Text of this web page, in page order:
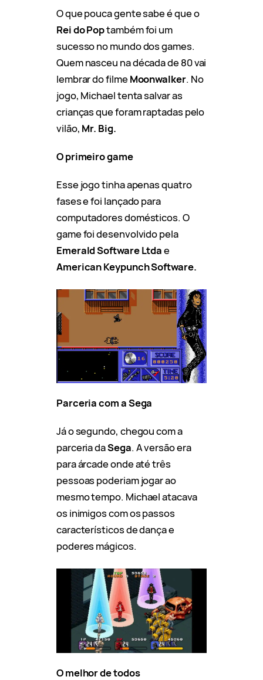
O que pouca gente sabe é que o
Rei do Poptambém foi um
sucesso no mundo dos games.
Quem nasceu na década de 80 vai
lembrar do filmeMoonwalker. No
jogo, Michael tenta salvar as
crianças que foram raptadas pelo
vilão, Mr. Big.
O primeiro game
Esse jogo tinha apenas quatro
fases e foi lançado para
computadores domésticos. O
game foi desenvolvido pela
Emerald Software Ltdae
American Keypunch Software.
Parceria com a Sega
Já o segundo, chegou com a
parceria daSega. A versão era
para árcade onde até três
pessoas poderiam jogar ao
mesmo tempo. Michael atacava
os inimigos com os passos
característicos de dança e
poderes mágicos.
O melhor de todos